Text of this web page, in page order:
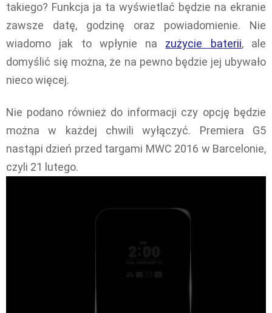
takiego? Funkcja ja ta wyświetlać będzie na ekranie
zawsze datę, godzinę oraz powiadomienie. Nie
wiadomo jak to wpłynie na zużycie baterii, ale
domyślić się można, że na pewno będzie jej ubywało
nieco więcej.
Nie podano również do informacji czy opcję będzie
można w każdej chwili wyłączyć. Premiera G5
nastąpi dzień przed targami MWC 2016 w Barcelonie,
czyli 21 lutego.